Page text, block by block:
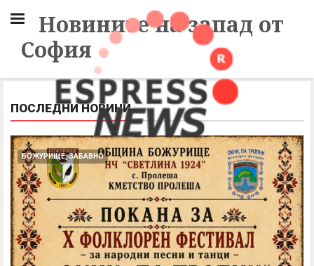
Новините на запад от
София
ПОСЛЕДНИ НОВИНИ
БОЖУРИЩЕ, ЗАБАВНО